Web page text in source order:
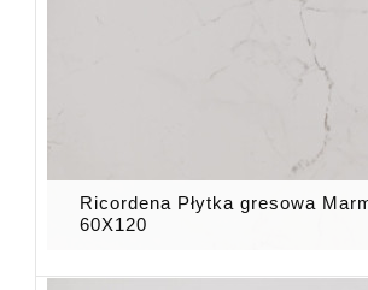
Ricordena Płytka gresowa
60X120